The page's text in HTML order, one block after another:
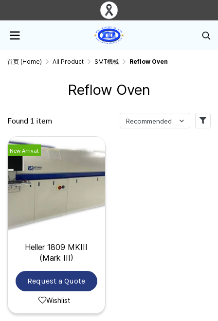
首页 (Home) All Product SMT機械 Reflow Oven
Reflow Oven
Found 1 item Recommended
New Arrival
Heller 1809 MKIII
(Mark III)
Request a Quote
Wishlist